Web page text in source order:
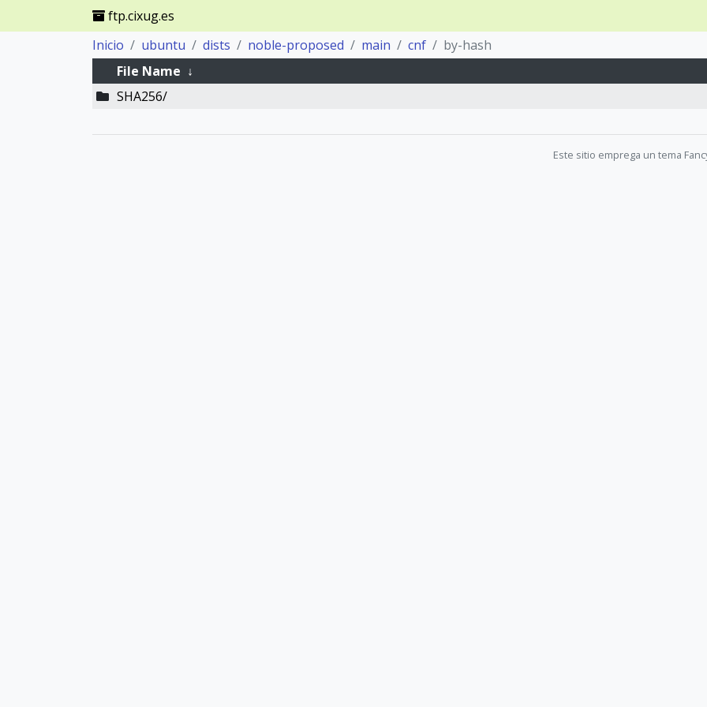
ftp.cixug.es
Inicio
ubuntu dists noble-proposed main cnf
by-hash
File Name ↓
SHA256/
Este sitio emprega un tema